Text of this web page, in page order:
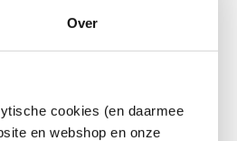
Over
cookies (en daarmee
en webshop en onze